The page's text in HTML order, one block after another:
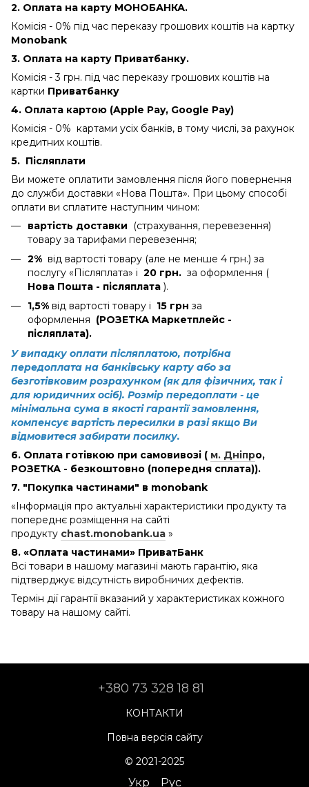
2. Оплата на карту МОНОБАНКА.
Комісія - 0% під час переказу грошових коштів на картку
Monobank
3. Оплата на карту Приватбанку.
Комісія - 3 грн. під час переказу грошових коштів на
картки Приватбанку
4. Оплата картою (Apple Pay, Google Pay)
Комісія - 0% картами усіх банків, в тому числі, за рахунок
кредитних коштів.
5. Післяплати
Ви можете оплатити замовлення після його повернення
до служби доставки «Нова Пошта». При цьому способі
оплати ви сплатите наступним чином:
вартість доставки (страхування, перевезення)
товару за тарифами перевезення;
2% від вартості товару (але не менше 4 грн.) за
послугу «Післяплата» і 20 грн. за оформлення (
Нова Пошта - післяплата ).
1,5% від вартості товару і 15 грн за
оформлення (РОЗЕТКА Маркетплейс -
післяплата).
У випадку оплати післяплатою, потрібна
передоплата на банківську карту або за
безготівковим розрахунком (як для фізичних, так і
для юридичних осіб). Розмір передоплати - це
мінімальна сума в якості гарантії замовлення,
компенсує вартість пересилки в разі якщо Ви
відмовитеся забирати посилку.
6. Оплата готівкою при самовивозі ( м. Дніпро,
РОЗЕТКА - безкоштовно (попередня сплата)).
7. "Покупка частинами" в monobank
«Інформація про актуальні характеристики продукту та
попереднє розміщення на сайті
продукту chast.monobank.ua »
8. «Оплата частинами» ПриватБанк
Всі товари в нашому магазині мають гарантію, яка
підтверджує відсутність виробничих дефектів.
Термін дії гарантії вказаний у характеристиках кожного
товару на нашому сайті.
+380 73 328 18 81
КОНТАКТИ
Повна версія сайту
© 2021-2025
Укр Рус